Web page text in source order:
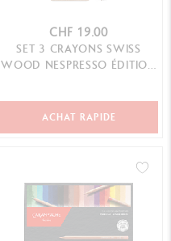
CHF 19.00
SET 3 CRAYONS SWISS
WOOD NESPRESSO ÉDITION
ACHAT RAPIDE